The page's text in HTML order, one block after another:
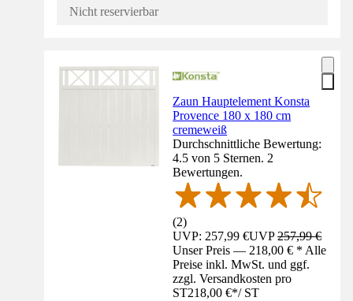
Nicht reservierbar
Zaun Hauptelement Konsta
Provence 180 x 180 cm
cremeweiß
Durchschnittliche Bewertung:
4.5 von 5 Sternen. 2
Bewertungen.
(2)
UVP: 257,99 €UVP257,99 €
Unser Preis — 218,00 € * Alle
Preise inkl. MwSt. und ggf.
zzgl. Versandkosten pro
ST218,00 €*/ ST